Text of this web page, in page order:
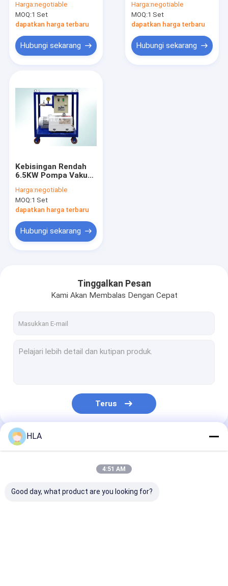
Produk
Tentang kami
Tur Pabrik
Berita
Permintaan Penawaran
Mesin Filtrasi Minyak Transformator
Unit Pompa Vakum
Sentrifugal Pembersih minyak
Kekosongan Pembersih minyak
Mesin Pembersih Minyak Portabel
Ramah Lingkungan
Harga:negotiable
MOQ:1 Set
dapatkan harga terbaru
Hubungi sekarang
Penyedotan Hisap
Distilasi
Harga:negotiable
MOQ:1 Set
dapatkan harga terbaru
Hubungi sekarang
Kebisingan Rendah
6.5KW Pompa Vakum
Kompresor Udara
Industri
Harga:negotiable
MOQ:1 Set
dapatkan harga terbaru
Hubungi sekarang
Tinggalkan Pesan
Kami Akan Membalas Dengan Cepat
Terus
Kategori Kami
HLA
4:51 AM
Good day, what product are you looking for?